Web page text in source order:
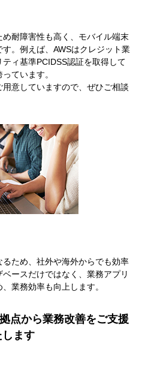
耐障害性も高く、モバイル端末
。例えば、AWSはクレジット業
ィ基準PCIDSS認証を取得して
ています。
意していますので、ぜひご相談
ため、社外や海外からでも効率
ースだけではなく、業務アプリ
業務効率も向上します。
点から業務改善をご支援
します